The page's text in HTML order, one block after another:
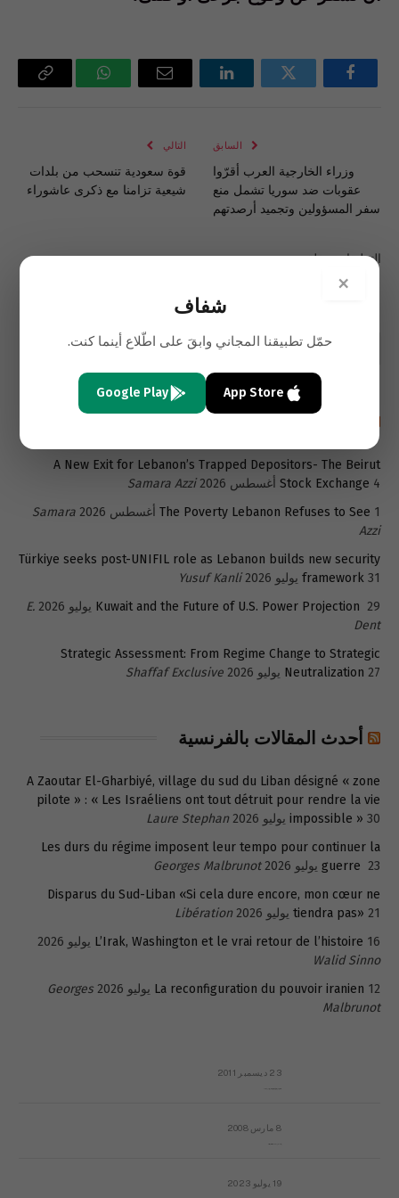
فيسبوك تويتر لينكدإن
البريد
واتساب Copy
السابق
وزراء الخارجية العرب أقرّوا
عقوبات ضد سوريا تشمل منع
سفر المسؤولين وتجميد أرصدتهم
التالي
قوة سعودية تنسحب من بلدات
شيعية تزامنا مع ذكرى عاشوراء
التعليقات مغلقة.
A New Exit for Lebanon’s Trapped Depositors- The Beirut
Stock Exchange 4 أغسطس 2026
Samara Azzi
The Poverty Lebanon Refuses to See 1 أغسطس 2026
Samara
Azzi
Türkiye seeks post-UNIFIL role as Lebanon builds new security
framework 31 يوليو 2026
Yusuf Kanli
Kuwait and the Future of U.S. Power Projection 29 يوليو 2026
E.
Dent
Strategic Assessment: From Regime Change to Strategic
Neutralization 27 يوليو 2026 Shaffaf Exclusive
أحدث المقالات بالفرنسية
A Zaoutar El-Gharbiyé, village du sud du Liban désigné « zone
pilote » : « Les Israéliens ont tout détruit pour rendre la vie
impossible » 30 يوليو 2026
Laure Stephan
Les durs du régime imposent leur tempo pour continuer la
guerre 23 يوليو 2026
Georges Malbrunot
Disparus du Sud-Liban «Si cela dure encore, mon cœur ne
tiendra pas» 21 يوليو 2026
Libération
L’Irak, Washington et le vrai retour de l’histoire 16 يوليو 2026
Walid Sinno
La reconfiguration du pouvoir iranien 12 يوليو 2026
Georges
Malbrunot
23 ديسمبر 2011
8 مارس 2008
19 يوليو 2023
×
شفاف
حمّل تطبيقنا المجاني وابقَ على اطّلاع أينما كنت.
App Store
Google Play